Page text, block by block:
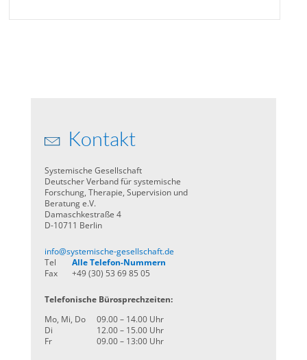
Kontakt
Systemische Gesellschaft
Deutscher Verband für systemische
Forschung, Therapie, Supervision und
Beratung e.V.
Damaschkestraße 4
D-10711 Berlin
info@systemische-gesellschaft.de
Tel
Alle Telefon-Nummern
Fax
+49 (30) 53 69 85 05
Telefonische Bürosprechzeiten:
Mo, Mi, Do
09.00 – 14.00 Uhr
Di
12.00 – 15.00 Uhr
Fr
09.00 – 13:00 Uhr